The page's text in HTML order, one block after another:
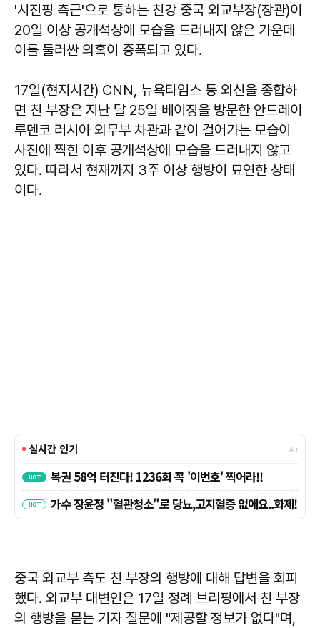
'시진핑 측근'으로 통하는 친강 중국 외교부장(장관)이
20일 이상 공개석상에 모습을 드러내지 않은 가운데
이를 둘러싼 의혹이 증폭되고 있다.
17일(현지시간) CNN, 뉴욕타임스 등 외신을 종합하
면 친 부장은 지난 달 25일 베이징을 방문한 안드레이
루덴코 러시아 외무부 차관과 같이 걸어가는 모습이
사진에 찍힌 이후 공개석상에 모습을 드러내지 않고
있다. 따라서 현재까지 3주 이상 행방이 묘연한 상태
이다.
중국 외교부 측도 친 부장의 행방에 대해 답변을 회피
했다. 외교부 대변인은 17일 정례 브리핑에서 친 부장
의 행방을 묻는 기자 질문에 "제공할 정보가 없다"며,